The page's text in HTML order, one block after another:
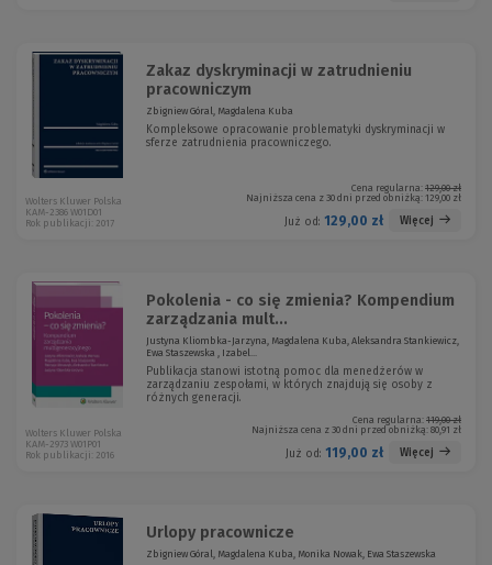
Zakaz dyskryminacji w zatrudnieniu
pracowniczym
Zbigniew Góral, Magdalena Kuba
Kompleksowe opracowanie problematyki dyskryminacji w
sferze zatrudnienia pracowniczego.
Cena regularna: 129,00 zł
Najniższa cena z 30 dni przed obniżką: 129,00 zł
Już od: 129,00 zł Więcej
Wolters Kluwer Polska
KAM-2386 W01D01
Rok publikacji: 2017
Pokolenia - co się zmienia? Kompendium
zarządzania mult...
Justyna Kliombka-Jarzyna, Magdalena Kuba, Aleksandra Stankiewicz,
Ewa Staszewska , Izabel...
Publikacja stanowi istotną pomoc dla menedżerów w
zarządzaniu zespołami, w których znajdują się osoby z
różnych generacji.
Cena regularna: 119,00 zł
Najniższa cena z 30 dni przed obniżką: 80,91 zł
Już od: 119,00 zł Więcej
Wolters Kluwer Polska
KAM-2973 W01P01
Rok publikacji: 2016
Urlopy pracownicze
Zbigniew Góral, Magdalena Kuba, Monika Nowak, Ewa Staszewska